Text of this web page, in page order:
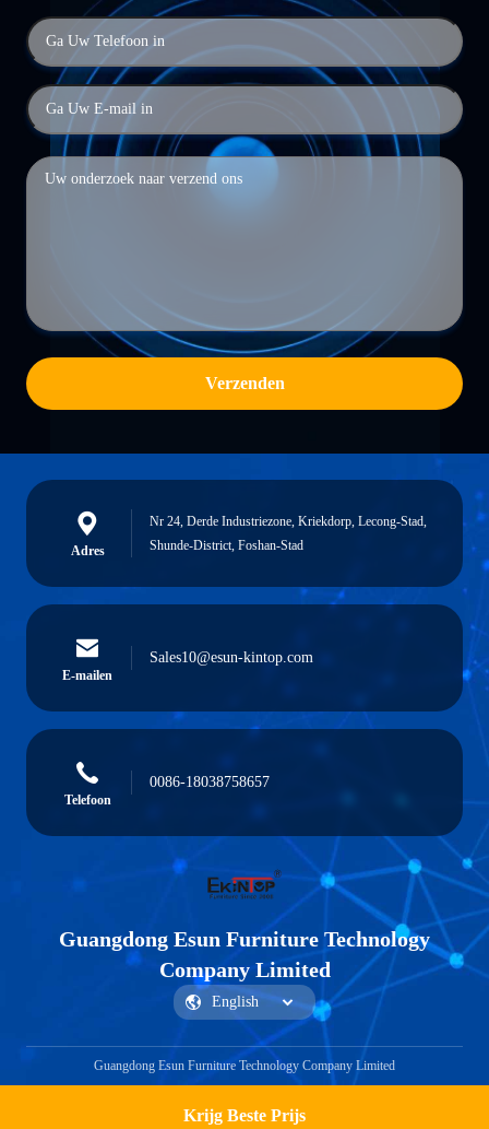
Krijg Beste Prijs
Verzenden
Adres
Nr 24, Derde Industriezone, Kriekdorp, Lecong-Stad,
Shunde-District, Foshan-Stad
E-mailen
Sales10@esun-kintop.com
Telefoon
0086-18038758657
Guangdong Esun Furniture Technology
Company Limited
Guangdong Esun Furniture Technology Company Limited
Vraag een offerte aan